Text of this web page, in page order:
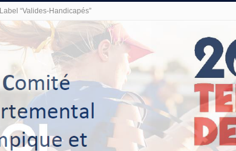
Label “Valides-Handicapés”